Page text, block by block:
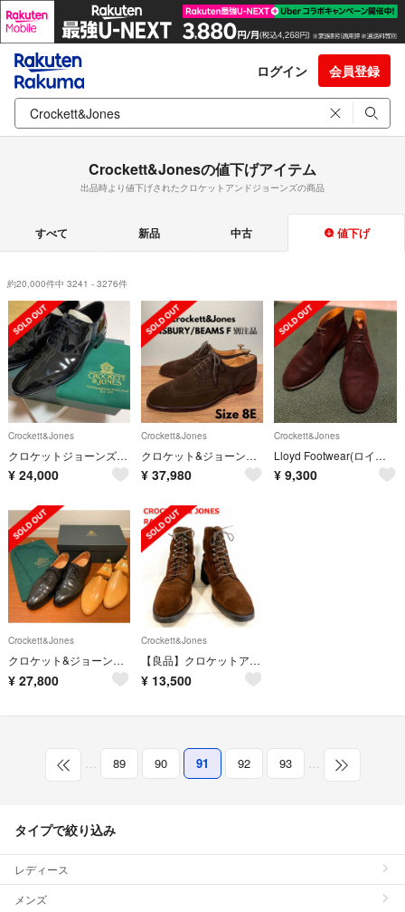
ログイン 会員登録
Crockett&Jonesの値下げアイテム
出品時より値下げされたクロケットアンドジョーンズの商品
すべて 新品 中古 値下げ
約20,000件中 3241 - 3276件
Crockett&Jones
クロケットジョーンズ エナメル
¥ 24,000
Crockett&Jones
クロケット&ジョーンズ FINSBURY フルブローグ 茶 8E BEAMS F
¥ 37,980
Crockett&Jones
Lloyd Footwear(ロイドフットウェア) チャッカブーツ 26.5cm
¥ 9,300
Crockett&Jones
クロケット&ジョーンズ WESTFIELD 7E 純正シューツリー付
¥ 27,800
Crockett&Jones
【良品】クロケットアンドジョーンズ レースアップブーツ RADNOR
¥ 13,500
… 89 90 91 92 93 …
タイプで絞り込み
レディース
メンズ